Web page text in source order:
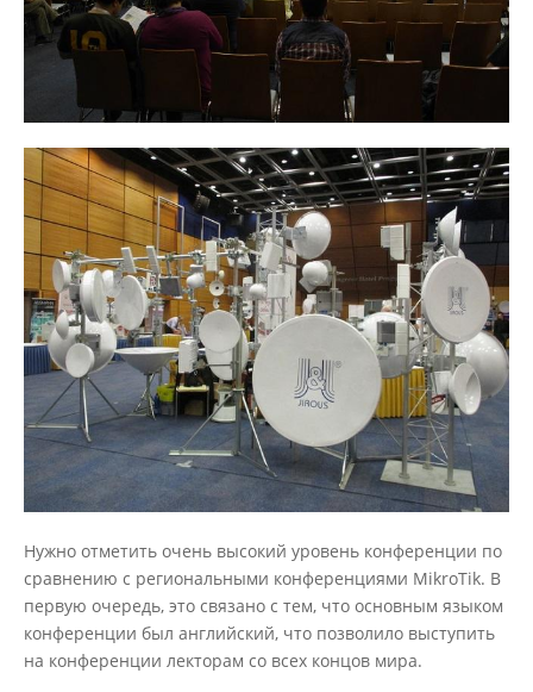
Нужно отметить очень высокий уровень конференции по
сравнению с региональными конференциями MikroTik. В
первую очередь, это связано с тем, что основным языком
конференции был английский, что позволило выступить
на конференции лекторам со всех концов мира.